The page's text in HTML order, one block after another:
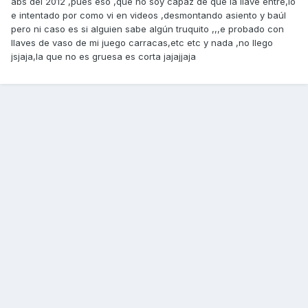
e intentado por como vi en videos ,desmontando asiento y baúl
pero ni caso es si alguien sabe algún truquito ,,,e probado con
llaves de vaso de mi juego carracas,etc etc y nada ,no llego
jsjaja,la que no es gruesa es corta jajajjaja